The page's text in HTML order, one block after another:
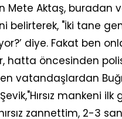
Mete Aktaş, buradan
belirterek, "İki tane
diye. Fakat ben
hatta öncesinden
vatandaşlardan
mankeni
zannettim, 2-3